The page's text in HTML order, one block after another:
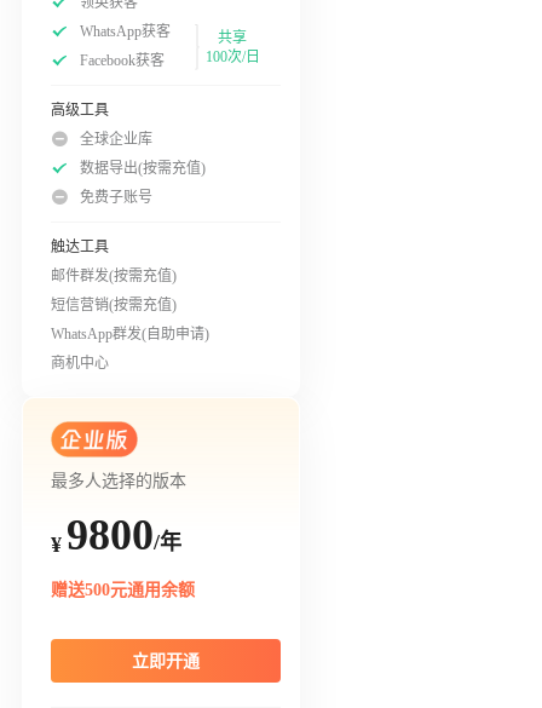
WhatsApp获客
Facebook获客
共享
100次/日
高级工具
全球企业库
数据导出(按需充值)
免费子账号
触达工具
邮件群发(按需充值)
短信营销(按需充值)
WhatsApp群发(自助申请)
商机中心
最多人选择的版本
¥ 9800/年
赠送500元通用余额
立即开通